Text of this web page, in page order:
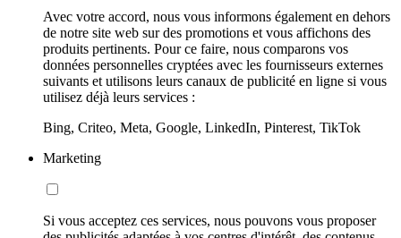
Avec votre accord, nous vous informons également en dehors
de notre site web sur des promotions et vous affichons des
produits pertinents. Pour ce faire, nous comparons vos
données personnelles cryptées avec les fournisseurs externes
suivants et utilisons leurs canaux de publicité en ligne si vous
utilisez déjà leurs services :
Bing, Criteo, Meta, Google, LinkedIn, Pinterest, TikTok
Marketing
Si vous acceptez ces services, nous pouvons vous proposer